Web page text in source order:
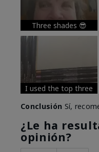
Three shades 😎
I used the top three
Conclusión Sí,
¿Le ha
opinión?